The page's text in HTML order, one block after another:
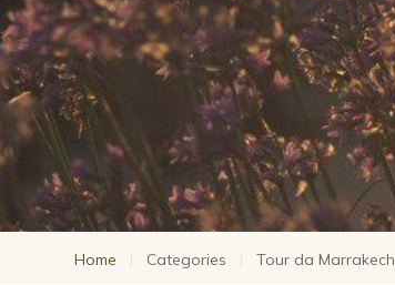
Home | Categories | Tour da Marrakech